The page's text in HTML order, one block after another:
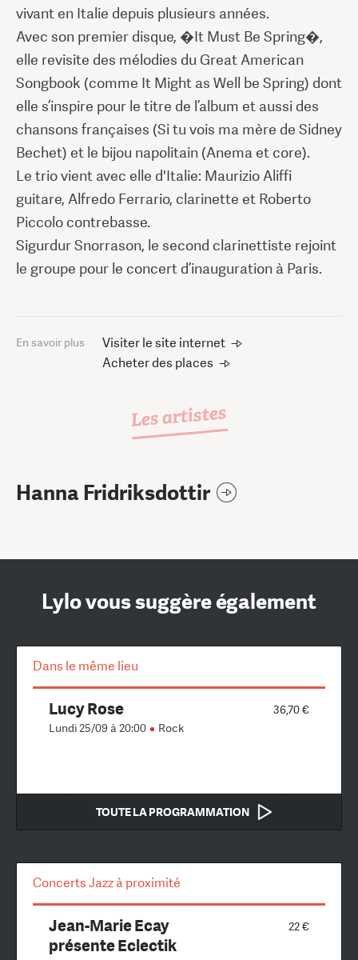
vivant en Italie depuis plusieurs années.
Avec son premier disque, �It Must Be Spring�,
elle revisite des mélodies du Great American
Songbook (comme It Might as Well be Spring) dont
elle s’inspire pour le titre de l’album et aussi des
chansons françaises (Si tu vois ma mère de Sidney
Bechet) et le bijou napolitain (Anema et core).
Le trio vient avec elle d'Italie: Maurizio Aliffi
guitare, Alfredo Ferrario, clarinette et Roberto
Piccolo contrebasse.
Sigurdur Snorrason, le second clarinettiste rejoint
le groupe pour le concert d’inauguration à Paris.
En savoir plus
Visiter le site internet
Acheter des places
Les artistes
Hanna Fridriksdottir
Lylo vous suggère également
Dans le même lieu
36,70 €
Lucy Rose
Lundi 25/09 à 20:00 Rock
TOUTE LA PROGRAMMATION
Concerts Jazz à proximité
22 €
Jean-Marie Ecay
présente Eclectik